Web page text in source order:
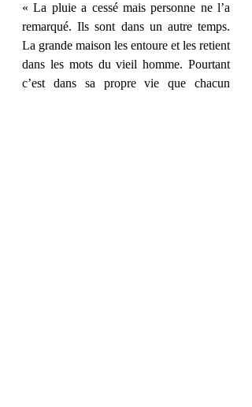
« La pluie a cessé mais personne ne l’a
remarqué. Ils sont dans un autre temps.
La grande maison les entoure et les retient
dans les mots du vieil homme. Pourtant
c’est dans sa propre vie que chacun